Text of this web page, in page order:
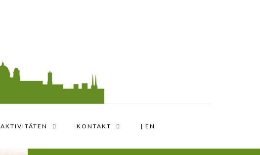
AKTIVITÄTEN KONTAKT | EN